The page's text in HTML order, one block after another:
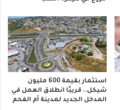
استثمار بقيمة 600 مليون
شيكل.. قريبًا انطلاق العمل في
المدخل الجديد لمدينة أم الفحم